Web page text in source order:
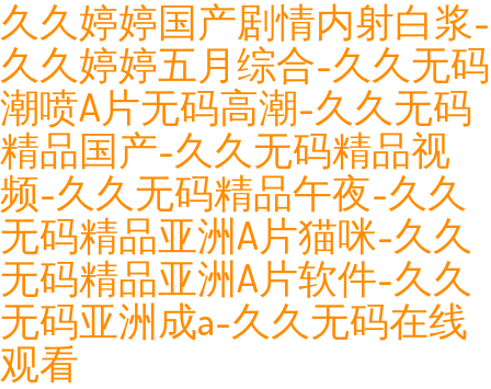
久久婷婷国产剧情内射白浆-
久久婷婷五月综合-久久无码
潮喷A片无码高潮-久久无码
精品国产-久久无码精品视
频-久久无码精品午夜-久久
无码精品亚洲A片猫咪-久久
无码精品亚洲A片软件-久久
无码亚洲成a-久久无码在线
观看